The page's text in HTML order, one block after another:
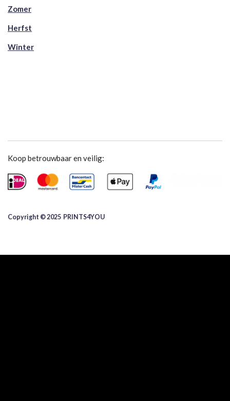
Zomer
Herfst
Winter
Koop betrouwbaar en veilig:
Copyright © 2025 ​PRINTS4YOU